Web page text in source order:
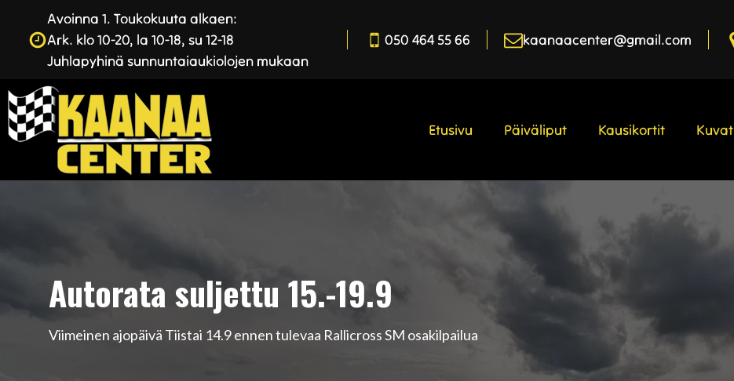
Avoinna 1. Toukokuuta alkaen:
Ark. klo 10-20, la 10-18, su 12-18
Juhlapyhinä sunnuntaiaukiolojen mukaan
050 464 55 66 kaanaacenter@gmail.com
Etusivu Päiväliput Kausikortit Kuvat
Autorata suljettu 15.-19.9
Viimeinen ajopäivä Tiistai 14.9 ennen tulevaa Rallicross SM osakilpailua